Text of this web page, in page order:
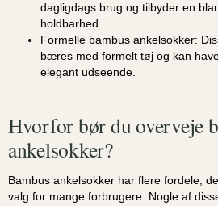
dagligdags brug og tilbyder en
holdbarhed.
Formelle bambus ankelsokker:
bæres med formelt tøj og kan
elegant udseende.
Hvorfor bør du overveje
ankelsokker?
Bambus ankelsokker har flere fordele,
valg for mange forbrugere. Nogle af